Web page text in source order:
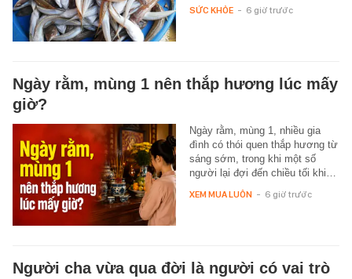
SỨC KHỎE - 6 giờ trước
Ngày rằm, mùng 1 nên thắp hương lúc mấy
giờ?
Ngày rằm, mùng 1, nhiều gia
đình có thói quen thắp hương từ
sáng sớm, trong khi một số
người lại đợi đến chiều tối khi…
XEM MUA LUÔN - 6 giờ trước
Người cha vừa qua đời là người có vai trò